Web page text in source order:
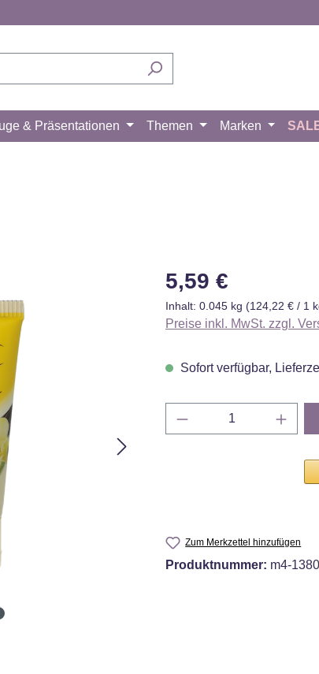
& Präsentationen Themen Marken
Regulärer Preis:
5,59 €
Inhalt: 0.045 kg (124,22 € / 1
Preise inkl. MwSt. zzgl.
Sofort verfügbar,
Produkt Anzahl:
Zum Merkzettel hinzufügen
Produktnummer: m4-